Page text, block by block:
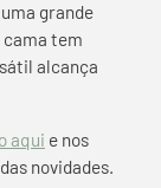
grande
tem
alcança
aqui e nos
novidades.